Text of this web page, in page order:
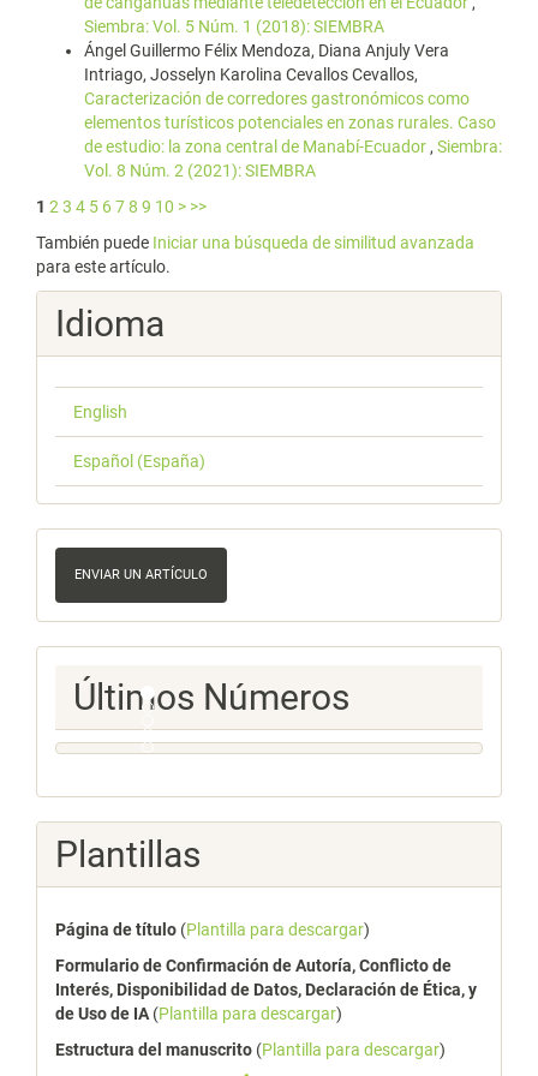
Siembra: Vol. 5 Núm. 1 (2018): SIEMBRA
Ángel Guillermo Félix Mendoza, Diana Anjuly Vera
Intriago, Josselyn Karolina Cevallos Cevallos,
Caracterización de corredores gastronómicos como
elementos turísticos potenciales en zonas rurales. Caso
de estudio: la zona central de Manabí-Ecuador, Siembra:
Vol. 8 Núm. 2 (2021): SIEMBRA
1 23 4 5 678 9 10 > >>
También puede Iniciar una búsqueda de similitud avanzada
para este artículo.
Idioma
English
Español (España)
Enviar
un
artículo
ENVIAR UN ARTÍCULO
Ultimos
Numeros
Últimos Números
Plantillas
Página de título (Plantilla para descargar)
Formulario de Confirmación de Autoría, Conflicto de
Interés, Disponibilidad de Datos, Declaración de Ética, y
de Uso de IA(Plantilla para descargar)
Estructura del manuscrito (Plantilla para descargar)